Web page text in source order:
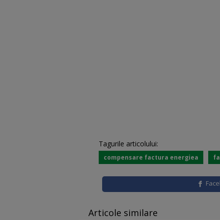
Tagurile articolului:
compensare factura energiea
Articole similare